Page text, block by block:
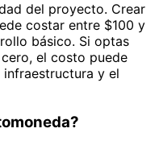
del proyecto. Crear
costar entre $100 y
básico. Si optas
el costo puede
y el